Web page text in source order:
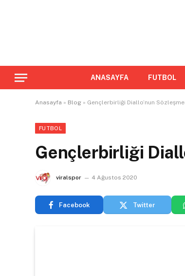
ANASAYFA FUTBOL
Anasayfa » Blog » Gençlerbirliği Diallo’nun
FUTBOL
Gençlerbirliği
viralspor 4 Ağustos 2020
Facebook Twitter